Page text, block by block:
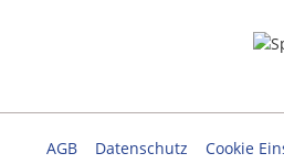
AGB Datenschutz Cookie